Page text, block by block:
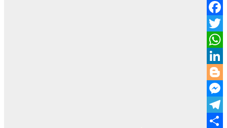
Copy
Link
Facebook
Twitter
WhatsApp
LinkedIn
Blogger
Messenger
Telegram